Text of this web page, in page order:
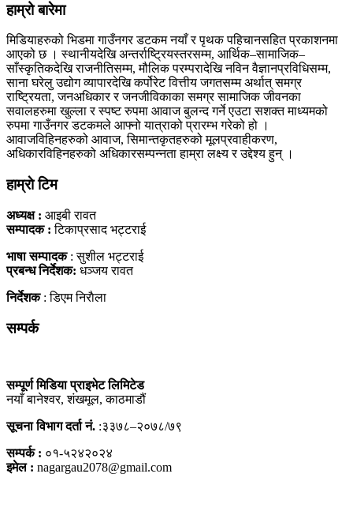
हाम्रो बारेमा
मिडियाहरुको भिडमा गाउँनगर डटकम नयाँ र पृथक पहिचानसहित प्रकाशनमा
आएको छ । स्थानीयदेखि अन्तर्राष्ट्रियस्तरसम्म, आर्थिक–सामाजिक–
साँस्कृतिकदेखि राजनीतिसम्म, मौलिक परम्परादेखि नविन वैज्ञानप्रविधिसम्म,
साना घरेलु उद्योग व्यापारदेखि कर्पोरेट वित्तीय जगतसम्म अर्थात् समग्र
राष्ट्रियता, जनअधिकार र जनजीविकाका समग्र सामाजिक जीवनका
सवालहरुमा खुल्ला र स्पष्ट रुपमा आवाज बुलन्द गर्ने एउटा सशक्त माध्यमको
रुपमा गाउँनगर डटकमले आफ्नो यात्राको प्रारम्भ गरेको हो ।
आवाजविहिनहरुको आवाज, सिमान्तकृतहरुको मूलप्रवाहीकरण,
अधिकारविहिनहरुको अधिकारसम्पन्नता हाम्रा लक्ष्य र उद्देश्य हुन् ।
हाम्राे टिम
अध्यक्ष : आइबी रावत
सम्पादक :टिकाप्रसाद भट्टराई
भाषा सम्पादक: सुशील भट्टराई
प्रबन्ध निर्देशक: धञ्जय रावत
निर्देशक: डिएम निराैला
सम्पर्क
सम्पूर्ण मिडिया प्राइभेट लिमिटेड
नयाँ बानेश्वर, शंखमूल, काठमाडौं
सूचना विभाग दर्ता नं. :३३७८–२०७८/७९
सम्पर्क : ०१-५२४२०२४
इमेल : nagargau2078@gmail.com